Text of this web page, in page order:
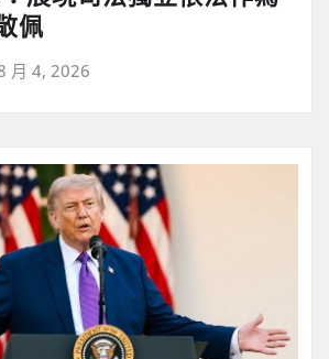
佩
月 4, 2026